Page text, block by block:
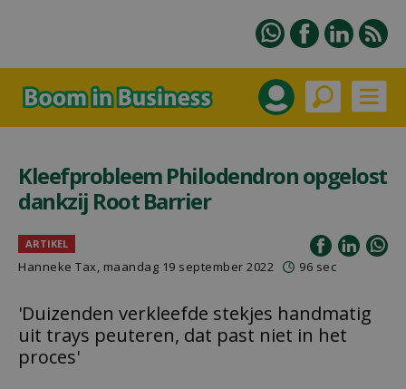
Kleefprobleem Philodendron opgelost
dankzij Root Barrier
ARTIKEL
Hanneke Tax, maandag 19 september 2022 96 sec
'Duizenden verkleefde stekjes handmatig
uit trays peuteren, dat past niet in het
proces'